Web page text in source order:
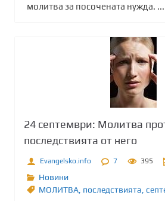
молитва за посочената нужда. ...
24 септември: Молитва
последствията от него
Evangelsko.info 7 395
Новини
МОЛИТВА последствията